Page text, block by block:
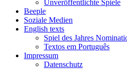
Unveröffentlichte Spiele
Beeple
Soziale Medien
English texts
Spiel des Jahres
Textos em Português
Impressum
Datenschutz